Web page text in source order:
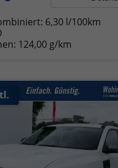
6,30 l/100km
124,00 g/km